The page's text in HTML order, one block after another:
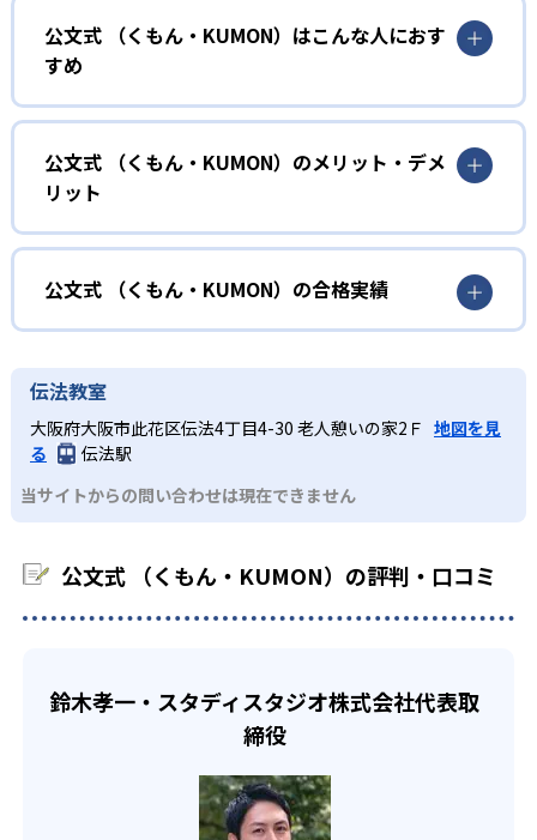
KUMONでは、年齢や学年にとらわれずに、一人ひとりの学
力に応じたレベルから学習を始めている。
確実に100点が取れるレベルから少しずつ難易度を上げてい
しさを経験できる。
KUMONの教材は、簡単な問題から高度な問題へと、スモー
ルステップで進んでいけるよう工夫されている。このスタ
イルは子どもの学習意欲をかき立てるため、教えてもらう
という受け身の姿勢ではなく、自ら進んで学ぶ姿勢を身に
つけられるだろう。
また、自学学習スタイルで学ぶ子どもたちは、自らの学習
課題に気がつくようになる。学年を超えた範囲も学習でき
るため、早い時期から高校教材に進む生徒もいる。
03 フレキシブルな受講スタイル
でも週2回受講できる。そのため、部活や他の習い事で忙し
らのオンライン受講と通室を組み合わせることも可能だ。
公文式 （くもん・KUMON）はこんな人におす
すめ
幼児
小学校に入る準備をしたい幼児向け
KUMONでは細かいステップに分かれた教材で、わかる楽し
さを経験しながら無理なく力を高めていける。
性格や学習への取り組み姿勢に合わせて内容も調整するた
め、小学校に入ってもつまずきにくい学力を身につけられ
るだろう。
中学に向けて苦手教科を克服したい子ども向け
KUMONでは経験豊富な先生が、子どものやる気を引き出せ
るよう適切なヒントを与えたり、声かけをしたりしてい
少しずつ苦手意識を克服できるだろう。
部活や習い事と両立したい生徒向け
KUMONでは、一人ひとりの学習状況やスケジュールに合わ
宿題の量や進め方に関しては、いつでも気軽に相談可能
だ。
公文式 （くもん・KUMON）のメリット・デメ
リット
どんなメリットがある？
KUMONでは自学自習スタイルで勉強するため、集中力や目
標に向かって頑張りやり抜く力を育むことができる。ま
た、年齢や学年にとらわれずに自分の学力に相応したレベ
ルから学習できるため、難しすぎてやる気を損ねたり、簡
単すぎて退屈することもない。
どんなデメリットがある？
KUMONでは、中高生のクラスでも数学・英語・国語の3教
科に限られるため、その他の教科に関しては他塾を検討す
る必要があるだろう。
公文式 （くもん・KUMON）の合格実績
KUMONは、公式サイトでは合格実績は公開していない。志
望校への実績があるかどうかは、通う予定の教室に問い合
わせたい。
伝法教室
大阪府大阪市此花区伝法4丁目4-30 老人憩いの家2Ｆ 地図を見
る
伝法駅
当サイトからの問い合わせは現在できません
公文式 （くもん・KUMON）の評判・口コミ
鈴木孝一・スタディスタジオ株式会社代表取
締役